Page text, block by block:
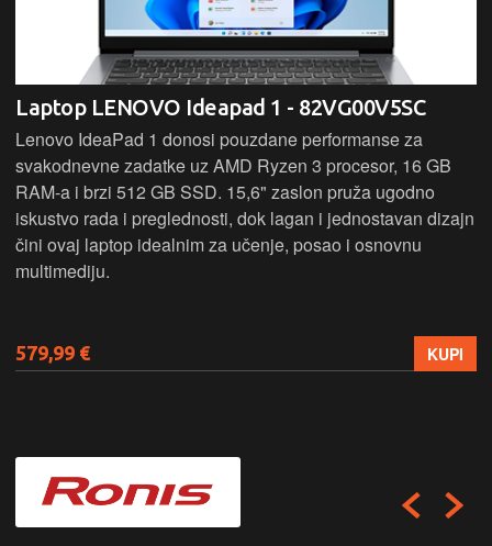
Laptop LENOVO Ideapad 1 - 82VG00V5SC
Lenovo IdeaPad 1 donosi pouzdane performanse za
svakodnevne zadatke uz AMD Ryzen 3 procesor, 16 GB
RAM-a i brzi 512 GB SSD. 15,6" zaslon pruža ugodno
iskustvo rada i preglednosti, dok lagan i jednostavan dizajn
čini ovaj laptop idealnim za učenje, posao i osnovnu
multimediju.
579,99 € KUPI